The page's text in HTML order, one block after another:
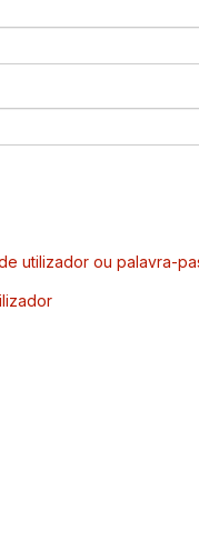
utilizador ou palavra-